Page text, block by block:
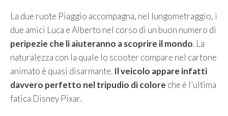
La due ruote Piaggio accompagna, nel lungometraggio, i
due amici Luca e Alberto nel corso di un buon numero di
peripezie che li aiuteranno a scoprire il mondo. La
naturalezza con la quale lo scooter compare nel cartone
animato è quasi disarmante. Il veicolo appare infatti
davvero perfetto nel tripudio di colore che è l’ultima
fatica Disney Pixar.